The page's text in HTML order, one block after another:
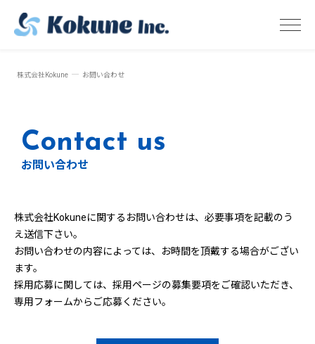
株式会社Kokune お問い合わせ
Contact us
お問い合わせ
株式会社Kokuneに関するお問い合わせは、必要事項を記載のう
え送信下さい。
お問い合わせの内容によっては、お時間を頂戴する場合がござい
ます。
採用応募に関しては、採用ページの募集要項をご確認いただき、
専用フォームからご応募ください。